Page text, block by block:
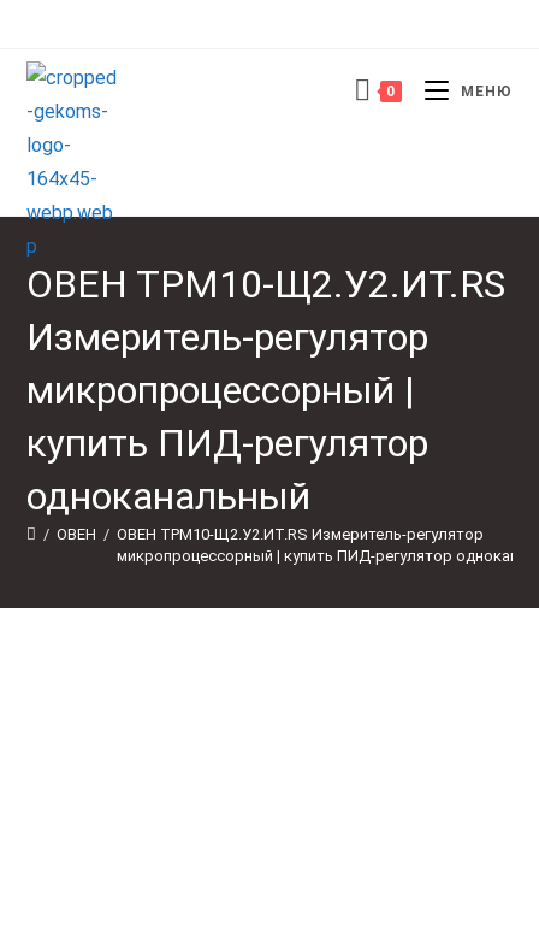
содержимому
0 МЕНЮ
ОВЕН ТРМ10-Щ2.У2.ИТ.RS
Измеритель-регулятор
микропроцессорный |
купить ПИД-регулятор
одноканальный
/ ОВЕН / ОВЕН ТРМ10-Щ2.У2.ИТ.RS Измеритель-регулятор
микропроцессорный | купить ПИД-регулятор